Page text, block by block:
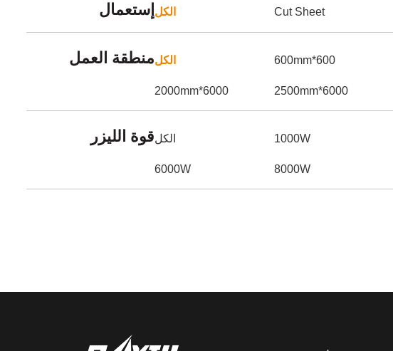
إستعمال الكل Cut Sheet
منطقة العملالكل 600*600mm
6000*2000mm 6000*2500mm
قوة الليزرالكل 1000W
6000W 8000W